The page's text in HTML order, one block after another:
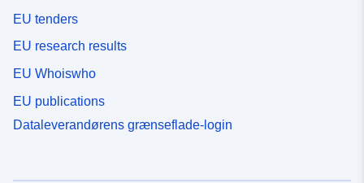
EU tenders
EU research results
EU Whoiswho
EU publications
Dataleverandørens grænseflade-login